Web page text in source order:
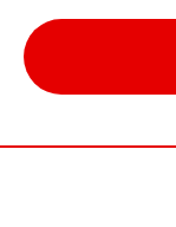
Alternative: